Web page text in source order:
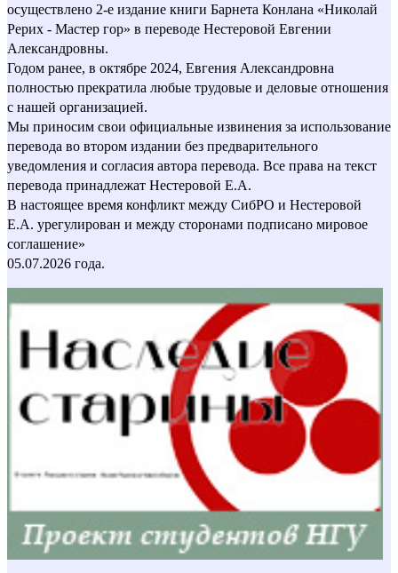
осуществлено 2-е издание книги Барнета Конлана «Николай
Рерих - Мастер гор» в переводе Нестеровой Евгении
Александровны.
Годом ранее, в октябре 2024, Евгения Александровна
полностью прекратила любые трудовые и деловые отношения
с нашей организацией.
Мы приносим свои официальные извинения за использование
перевода во втором издании без предварительного
уведомления и согласия автора перевода. Все права на текст
перевода принадлежат Нестеровой Е.А.
В настоящее время конфликт между СибРО и Нестеровой
Е.А. урегулирован и между сторонами подписано мировое
соглашение»
05.07.2026 года.